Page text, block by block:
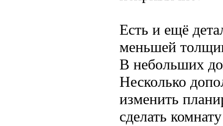
Есть и ещё
меньшей
В небольших
Несколько
изменить
сделать